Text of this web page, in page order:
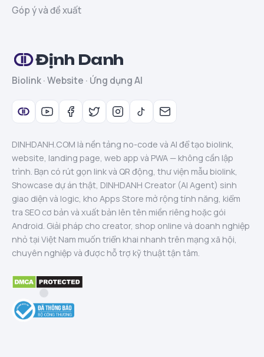
Góp ý và đề xuất
Định Danh
Biolink · Website · Ứng dụng AI
DINHDANH.COM là nền tảng no-code và AI để tạo biolink,
website, landing page, web app và PWA — không cần lập
trình. Bạn có rút gọn link và QR động, thư viện mẫu biolink,
Showcase dự án thật, DINHDANH Creator (AI Agent) sinh
giao diện và logic, kho Apps Store mở rộng tính năng, kiểm
tra SEO cơ bản và xuất bản lên tên miền riêng hoặc gói
Android. Giải pháp cho creator, shop online và doanh nghiệp
nhỏ tại Việt Nam muốn triển khai nhanh trên mạng xã hội,
chuyên nghiệp và được hỗ trợ kỹ thuật tận tâm.